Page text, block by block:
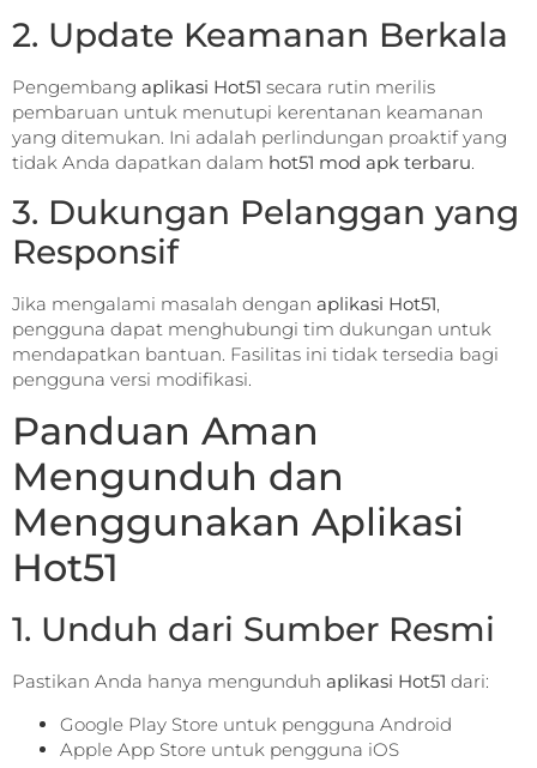
2. Update Keamanan Berkala
Pengembang aplikasi Hot51 secara rutin merilis
pembaruan untuk menutupi kerentanan keamanan
yang ditemukan. Ini adalah perlindungan proaktif yang
tidak Anda dapatkan dalam hot51 mod apk terbaru.
3. Dukungan Pelanggan yang
Responsif
Jika mengalami masalah dengan aplikasi Hot51,
pengguna dapat menghubungi tim dukungan untuk
mendapatkan bantuan. Fasilitas ini tidak tersedia bagi
pengguna versi modifikasi.
Panduan Aman
Mengunduh dan
Menggunakan Aplikasi
Hot51
1. Unduh dari Sumber Resmi
Pastikan Anda hanya mengunduh aplikasi Hot51 dari:
Google Play Store untuk pengguna Android
Apple App Store untuk pengguna iOS